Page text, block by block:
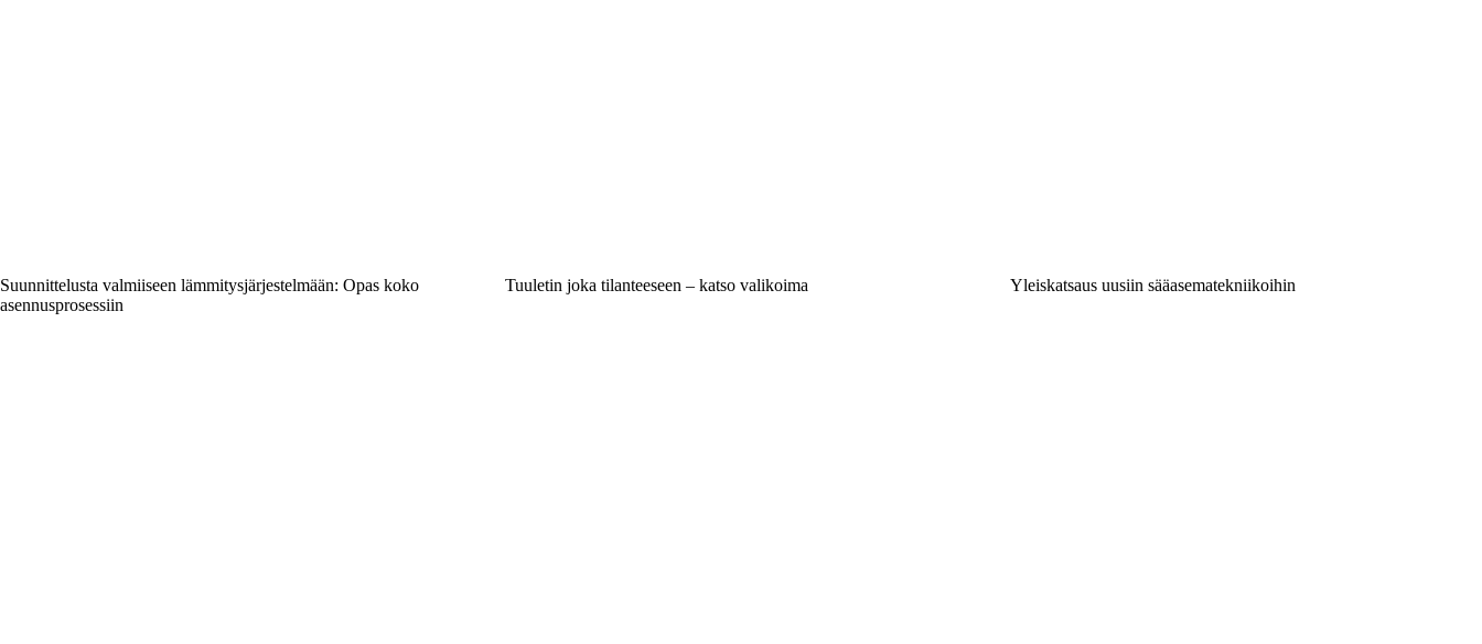
Suunnittelusta valmiiseen lämmitysjärjestelmään: Opas koko
asennusprosessiin
Tuuletin joka tilanteeseen – katso valikoima Yleiskatsaus uusiin sääasematekniikoihin